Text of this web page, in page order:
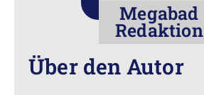
Megabad
Redaktion
Über den Autor